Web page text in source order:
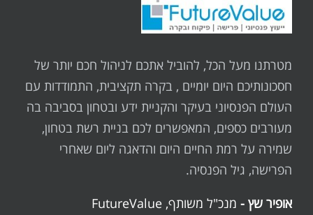
מטרתנו מעל הכל, להוביל אתכם לניהול חכם יותר של
חסכונותיכם היום יומיים , בקרה תקציבית, התמודדות עם
העולם הפנסיוני בעיקר והקניית ידע ובטחון בסביבה בה
מעורבים כספים, המאפשרים לכם בניית רשת בטחון,
שמירה על רמת החיים היום והדאגה ליום שאחרי
הפרישה, גיל הפנסיה.
אופיר שץ - מנכ"ל משותף, FutureValue